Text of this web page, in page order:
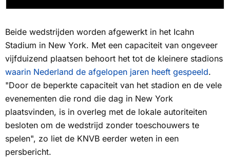
Beide wedstrijden worden afgewerkt in het Icahn
Stadium in New York. Met een capaciteit van ongeveer
vijfduizend plaatsen behoort het tot de kleinere stadions
waarin Nederland de afgelopen jaren heeft gespeeld.
"Door de beperkte capaciteit van het stadion en de vele
evenementen die rond die dag in New York
plaatsvinden, is in overleg met de lokale autoriteiten
besloten om de wedstrijd zonder toeschouwers te
spelen", zo liet de KNVB eerder weten in een
persbericht.